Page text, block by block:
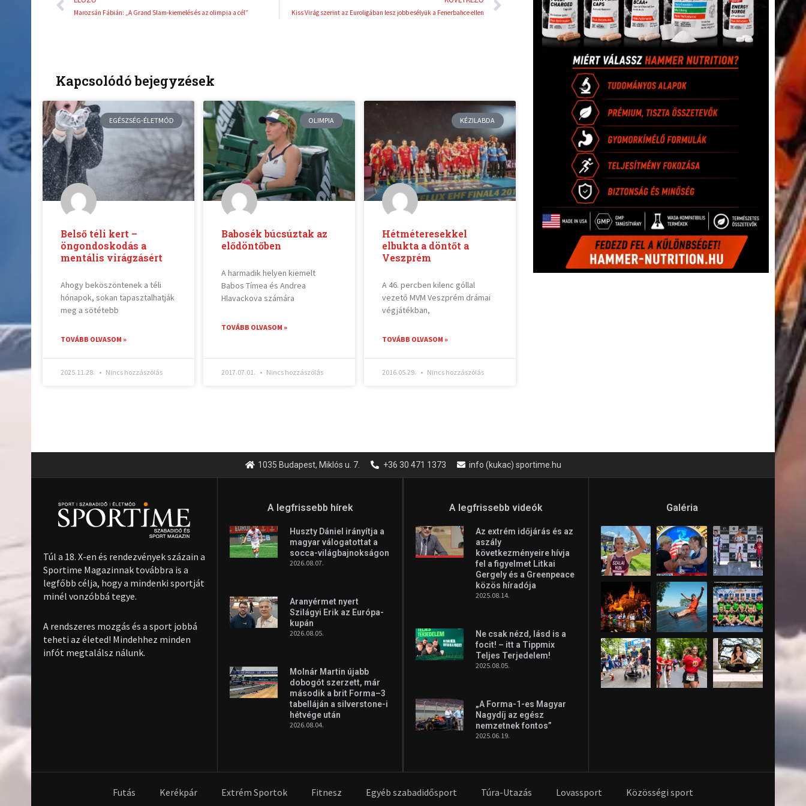
Marozsán Fábián: „A Grand Slam-kiemelés és az olimpia a cél” Kiss Virág szerint az Euroligában lesz jobb esélyük a Fenerbahce ellen
Kapcsolódó bejegyzések
EGÉSZSÉG-ÉLETMÓD
Belső téli kert –
öngondoskodás a
mentális virágzásért
Ahogy beköszöntenek a téli
hónapok, sokan tapasztalhatják
meg a sötétebb
TOVÁBB OLVASOM »
2025.11.28. Nincs hozzászólás
OLIMPIA
Babosék búcsúztak az
elődöntőben
A harmadik helyen kiemelt
Babos Tímea és Andrea
Hlavackova számára
TOVÁBB OLVASOM »
2017.07.01. Nincs hozzászólás
KÉZILABDA
Hétméteresekkel
elbukta a döntőt a
Veszprém
A 46. percben kilenc góllal
vezető MVM Veszprém drámai
végjátékban,
TOVÁBB OLVASOM »
2016.05.29. Nincs hozzászólás
1035 Budapest, Miklós u. 7. +36 30 471 1373 info (kukac) sportime.hu
Túl a 18. X-en és rendezvények százain a
Sportime Magazinnak továbbra is a
legfőbb célja, hogy a mindenki sportját
minél vonzóbbá tegye.
A rendszeres mozgás és a sport jobbá
teheti az életed! Mindehhez minden
infót megtalálsz nálunk.
A legfrissebb hírek
Huszty Dániel irányítja a
magyar válogatottat a
socca-világbajnokságon
2026.08.07.
Aranyérmet nyert
Szilágyi Erik az Európa-
kupán
2026.08.05.
Molnár Martin újabb
dobogót szerzett, már
második a brit Forma–3
tabelláján a silverstone-i
hétvége után
2026.08.04.
A legfrissebb videók
Az extrém időjárás és az
aszály
következményeire hívja
fel a figyelmet Litkai
Gergely és a Greenpeace
közös híradója
2025.08.14.
Ne csak nézd, lásd is a
focit! – itt a Tippmix
Teljes Terjedelem!
2025.08.05.
„A Forma-1-es Magyar
Nagydíj az egész
nemzetnek fontos”
2025.06.19.
Galéria
Futás Kerékpár Extrém Sportok Fitnesz Egyéb szabadidősport Túra-Utazás Lovassport Közösségi sport